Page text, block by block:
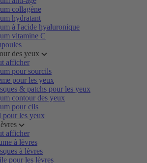
collagène
hydratant
à l'acide hyaluronique
vitamine C
des yeux
afficher
pour sourcils
pour les yeux
& patchs pour les yeux
contour des yeux
pour cils
pour les yeux
afficher
à lèvres
à lèvres
pour les lèvres